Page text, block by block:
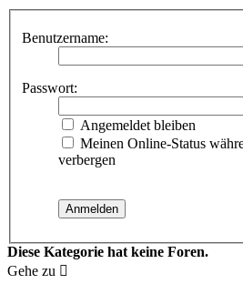
Benutzername:
Passwort:
Angemeldet bleiben
Meinen Online-Status
verbergen
Diese Kategorie hat keine Foren.
Gehe zu